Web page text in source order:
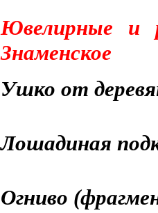
Ювелирные и
Знаменское
Ушко от
Лошадиная
Огниво